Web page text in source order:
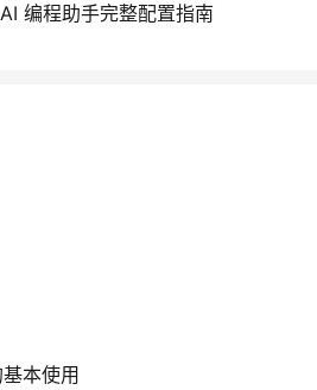
编程助手完整配置指南
本使用